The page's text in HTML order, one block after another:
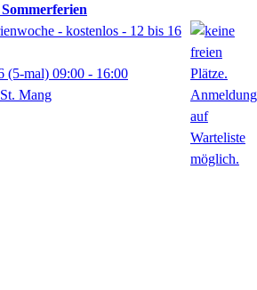
- kostenlos - 12 bis 16
(5-mal) 09:00 - 16:00
Mang